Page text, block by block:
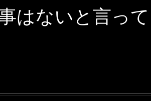
はないと言っ